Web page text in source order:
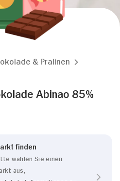
& Pralinen
Abinao 85%
finden
wählen Sie einen
aus,